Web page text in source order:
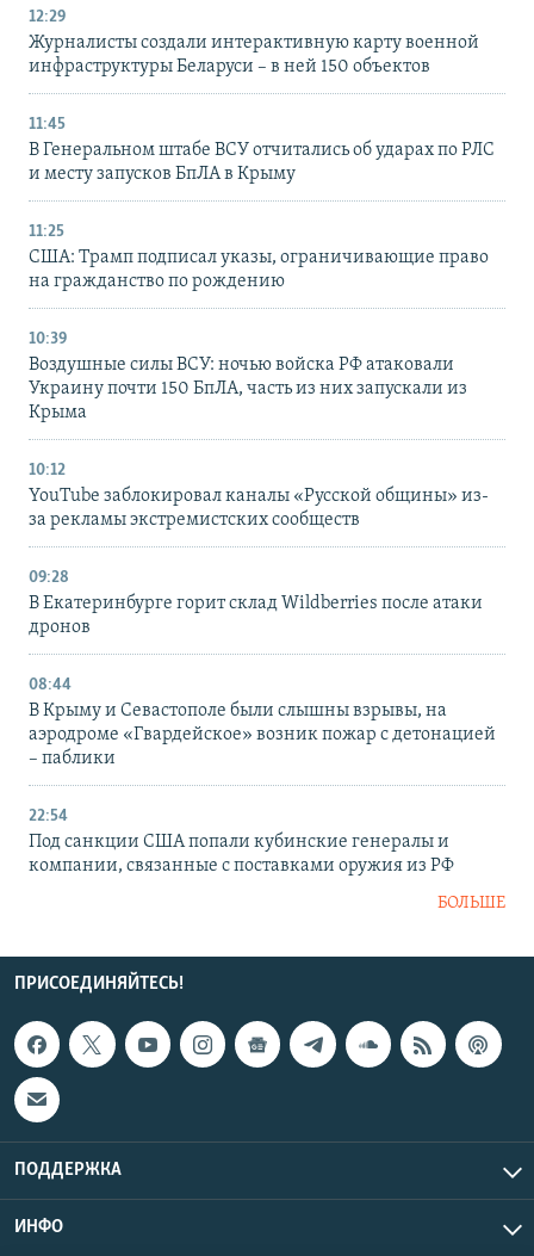
12:29
Журналисты создали интерактивную карту военной
инфраструктуры Беларуси – в ней 150 объектов
11:45
В Генеральном штабе ВСУ отчитались об ударах по РЛС
и месту запусков БпЛА в Крыму
11:25
США: Трамп подписал указы, ограничивающие право
на гражданство по рождению
10:39
Воздушные силы ВСУ: ночью войска РФ атаковали
Украину почти 150 БпЛА, часть из них запускали из
Крыма
10:12
YouTube заблокировал каналы «Русской общины» из-
за рекламы экстремистских сообществ
09:28
В Екатеринбурге горит склад Wildberries после атаки
дронов
08:44
В Крыму и Севастополе были слышны взрывы, на
аэродроме «Гвардейское» возник пожар с детонацией
– паблики
22:54
Под санкции США попали кубинские генералы и
компании, связанные с поставками оружия из РФ
БОЛЬШЕ
ПРИСОЕДИНЯЙТЕСЬ!
ПОДДЕРЖКА
ИНФО